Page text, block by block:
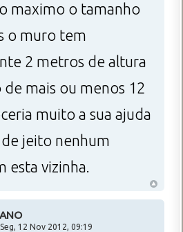
maximo o tamanho
o muro tem
2 metros de altura
mais ou menos 12
muito a sua ajuda
jeito nenhum
esta vizinha.
12 Nov 2012, 09:19